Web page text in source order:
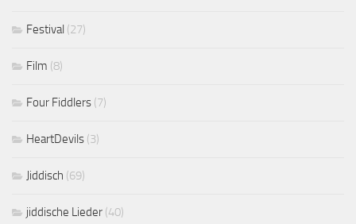
Festival (27)
Film (8)
Four Fiddlers (7)
HeartDevils (3)
Jiddisch (69)
jiddische Lieder (40)